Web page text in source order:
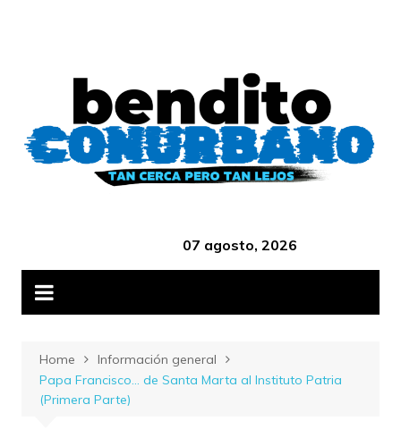
07 agosto, 2026
Home
Información general
Papa Francisco… de Santa Marta al Instituto Patria
(Primera Parte)